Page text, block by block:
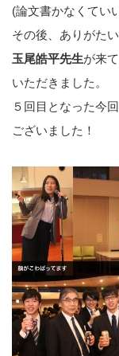
(論文書かなくてい
その後、ありがた
玉尾皓平先生が来
いただきました。
５回目となった今
ございました！